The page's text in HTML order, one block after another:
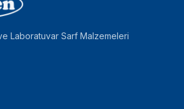
Laboratuvar Sarf Malzemeleri